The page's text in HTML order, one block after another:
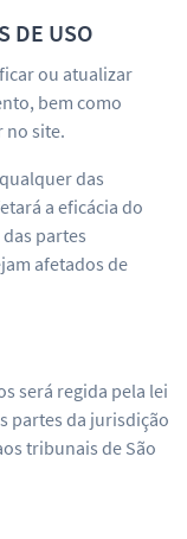
DE USO
ou atualizar
bem como
no site.
das
a eficácia do
partes
afetados de
será regida pela lei
partes da jurisdição
tribunais de São